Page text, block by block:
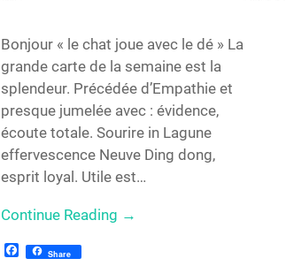
Bonjour « le chat joue avec le dé » La
grande carte de la semaine est la
splendeur. Précédée d’Empathie et
presque jumelée avec : évidence,
écoute totale. Sourire in Lagune
effervescence Neuve Ding dong,
esprit loyal. Utile est…
Continue Reading →
Facebook
Share